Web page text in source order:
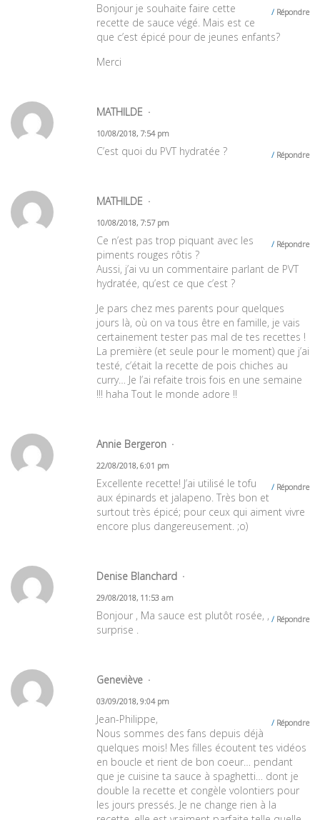
Répondre
Bonjour je souhaite faire cette
recette de sauce végé. Mais est ce
que c’est épicé pour de jeunes enfants?
Merci
MATHILDE
10/08/2018, 7:54 pm
Répondre
C’est quoi du PVT hydratée ?
MATHILDE
10/08/2018, 7:57 pm
Répondre
Ce n’est pas trop piquant avec les
piments rouges rôtis ?
Aussi, j’ai vu un commentaire parlant de PVT
hydratée, qu’est ce que c’est ?
Je pars chez mes parents pour quelques
jours là, où on va tous être en famille, je vais
certainement tester pas mal de tes recettes !
La première (et seule pour le moment) que j’ai
testé, c’était la recette de pois chiches au
curry… Je l’ai refaite trois fois en une semaine
!!! haha Tout le monde adore !!
Annie Bergeron
22/08/2018, 6:01 pm
Répondre
Excellente recette! J’ai utilisé le tofu
aux épinards et jalapeno. Très bon et
surtout très épicé; pour ceux qui aiment vivre
encore plus dangereusement. ;o)
Denise Blanchard
29/08/2018, 11:53 am
Répondre
Bonjour , Ma sauce est plutôt rosée, ,
surprise .
Geneviève
03/09/2018, 9:04 pm
Répondre
Jean-Philippe,
Nous sommes des fans depuis déjà
quelques mois! Mes filles écoutent tes vidéos
en boucle et rient de bon coeur… pendant
que je cuisine ta sauce à spaghetti… dont je
double la recette et congèle volontiers pour
les jours pressés. Je ne change rien à la